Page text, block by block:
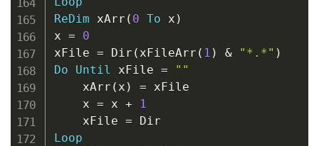
ReDim xArr ( 0 To x )
x =
0
xFile = Dir ( xFileArr ( 1 ) & "*.*" )
Do
Until xFile =
""
    xArr
( x ) = xFile
    x
= x +
1
    xFile
=
Loop